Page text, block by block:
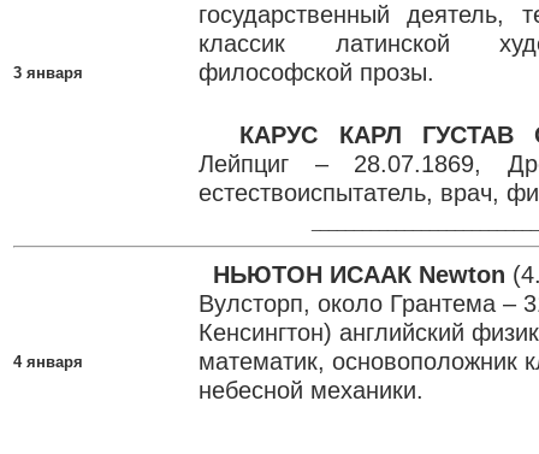
3 января
государственный деятель,
классик латинской
философской прозы.
КАРУС КАРЛ ГУСТАВ
Лейпциг – 28.07.1869,
естествоиспытатель, врач,
4 января
НЬЮТОН ИСААК Newton
Вулсторп, около Грантема –
Кенсингтон) английский
математик, основоположник
небесной механики.